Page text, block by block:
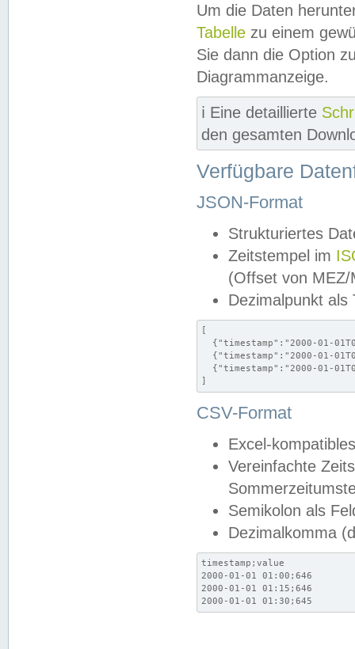
Um die Daten
Tabelle zu einem
Sie dann die Option
Diagrammanzeige.
ℹ️ Eine detaillierte
den gesamten
Verfügbare
JSON-Format
Strukturiertes
Zeitstempel im
(Offset von MEZ/
Dezimalpunkt als
[
{"timestamp":"2000-01-
{"timestamp":"2000-01-
{"timestamp":"2000-01-
]
CSV-Format
Excel-
Vereinfachte
Semikolon als
Dezimalkomma
timestamp;value
2000-01-01 01:00;646
2000-01-01 01:15;646
2000-01-01 01:30;645